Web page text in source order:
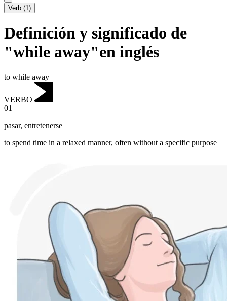
Verb (1)
Definición y significado de
"while away"en inglés
to while away
VERBO
01
pasar, entretenerse
to spend time in a relaxed manner, often without a specific purpose